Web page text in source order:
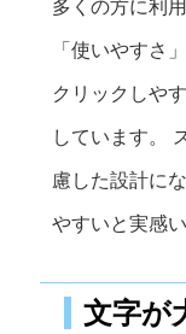
多くの方に利
「使いやすさ
クリックしや
しています。
慮した設計に
やすいと実感
文字が